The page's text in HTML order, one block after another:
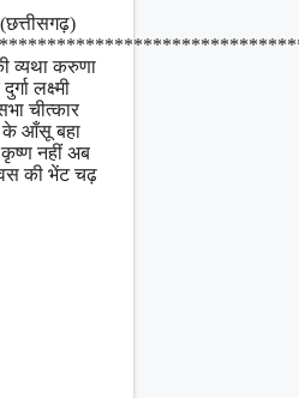
व्यथा करुणा
लक्ष्मी
चीत्कार
के आँसू बहा
कृष्ण नहीं अब
की भेंट चढ़